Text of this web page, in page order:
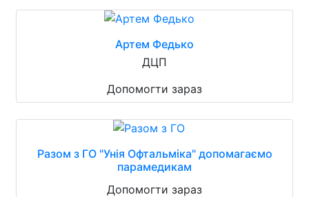
Артем Федько
ДЦП
Допомогти зараз
Разом з ГО "Унія Офтальміка" допомагаємо
парамедикам
Допомогти зараз